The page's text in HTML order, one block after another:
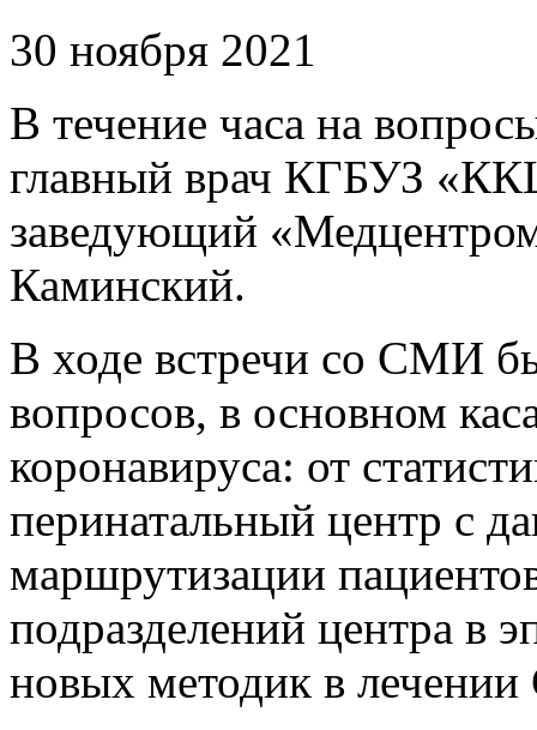
30 ноября 2021
В течение часа на
главный врач КГБУЗ
заведующий
Каминский.
В ходе встречи со СМИ
вопросов, в основном
коронавируса: от
перинатальный центр с
маршрутизации
подразделений центра в
новых методик в